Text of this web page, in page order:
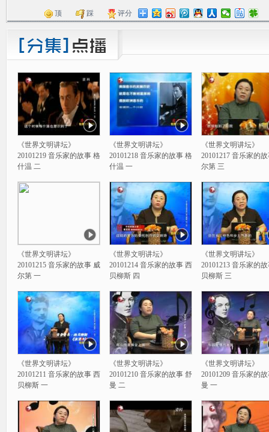
顶 踩 评分
《世界文明讲坛》
20101219 音乐家的故事 格
什温 二
《世界文明讲坛》
20101218 音乐家的故事 格
什温 一
《世界文明讲坛》
20101217 音乐家的
尔第 三
《世界文明讲坛》
20101215 音乐家的故事 威
尔第 一
《世界文明讲坛》
20101214 音乐家的故事 西
贝柳斯 四
《世界文明讲坛》
20101213 音乐家的
贝柳斯 三
《世界文明讲坛》
20101211 音乐家的故事 西
贝柳斯 一
《世界文明讲坛》
20101210 音乐家的故事 舒
曼 二
《世界文明讲坛》
20101209 音乐家的
曼 一